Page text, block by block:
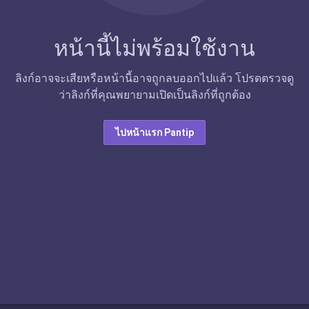
หน้านี้ไม่พร้อมใช้งาน
ลิงก์อาจจะเสียหรือหน้านี้อาจถูกลบออกไปแล้ว โปรดตรวจดู
ว่าลิงก์ที่คุณพยายามเปิดเป็นลิงก์ที่ถูกต้อง
ไปหน้าแรก Pantip